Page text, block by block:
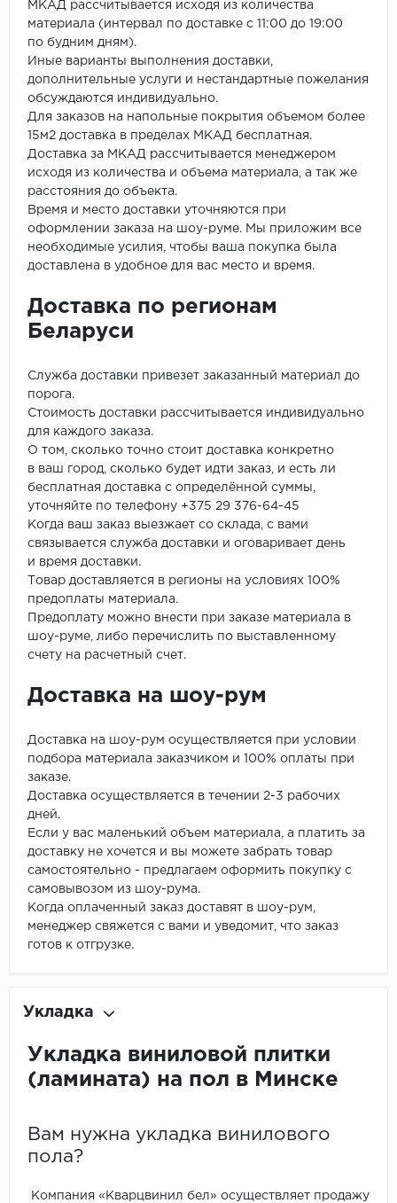
МКАД рассчитывается исходя из количества
материала (интервал по доставке с 11:00 до 19:00
по будним дням).
Иные варианты выполнения доставки,
дополнительные услуги и нестандартные пожелания
обсуждаются индивидуально.
Для заказов на напольные покрытия объемом более
15м2 доставка в пределах МКАД бесплатная.
Доставка за МКАД рассчитывается менеджером
исходя из количества и объема материала, а так же
расстояния до объекта.
Время и место доставки уточняются при
оформлении заказа на шоу-руме. Мы приложим все
необходимые усилия, чтобы ваша покупка была
доставлена в удобное для вас место и время.
Доставка по регионам
Беларуси
Служба доставки привезет заказанный материал до
порога.
Стоимость доставки рассчитывается индивидуально
для каждого заказа.
О том, сколько точно стоит доставка конкретно
в ваш город, сколько будет идти заказ, и есть ли
бесплатная доставка с определённой суммы,
уточняйте по телефону +375 29 376-64-45
Когда ваш заказ выезжает со склада, с вами
связывается служба доставки и оговаривает день
и время доставки.
Товар доставляется в регионы на условиях 100%
предоплаты материала.
Предоплату можно внести при заказе материала в
шоу-руме, либо перечислить по выставленному
счету на расчетный счет.
Доставка на шоу-рум
Доставка на шоу-рум осуществляется при условии
подбора материала заказчиком и 100% оплаты при
заказе.
Доставка осуществляется в течении 2-3 рабочих
дней.
Если у вас маленький объем материала, а платить за
доставку не хочется и вы можете забрать товар
самостоятельно - предлагаем оформить покупку с
самовывозом из шоу-рума.
Когда оплаченный заказ доставят в шоу-рум,
менеджер свяжется с вами и уведомит, что заказ
готов к отгрузке.
Укладка
Укладка виниловой плитки
(ламината) на пол в Минске
Вам нужна укладка винилового
пола?
Компания «Кварцвинил бел» осуществляет продажу